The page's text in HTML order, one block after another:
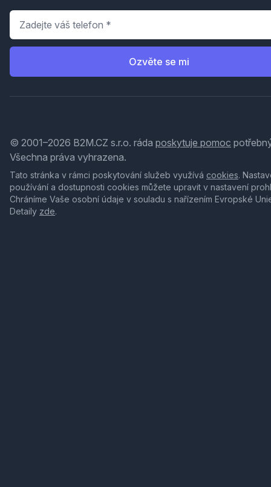
Telefon
Ozvěte se mi
© 2001–2026 B2M.CZ s.r.o. ráda poskytuje pomoc
Všechna práva vyhrazena.
Tato stránka v rámci poskytování služeb využívá cookies.
používání a dostupnosti cookies můžete upravit v nastavení
Chráníme Vaše osobní údaje v souladu s nařízením Evropské
Detaily zde.